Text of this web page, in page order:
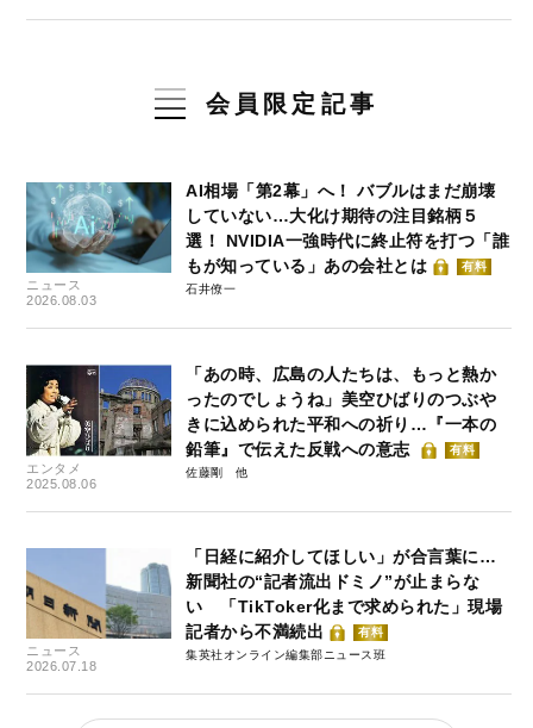
会員限定記事
ニュース
2026.08.03
AI相場「第2幕」へ！ バブルはまだ崩壊
していない…大化け期待の注目銘柄５
選！ NVIDIA一強時代に終止符を打つ「誰
もが知っている」あの会社とは
有料
石井僚一
エンタメ
2025.08.06
「あの時、広島の人たちは、もっと熱か
ったのでしょうね」美空ひばりのつぶや
きに込められた平和への祈り…『一本の
鉛筆』で伝えた反戦への意志
有料
佐藤剛
ニュース
2026.07.18
「日経に紹介してほしい」が合言葉に…
新聞社の“記者流出ドミノ”が止まらな
い 「TikToker化まで求められた」現場
記者から不満続出
有料
集英社オンライン編集部ニュース班